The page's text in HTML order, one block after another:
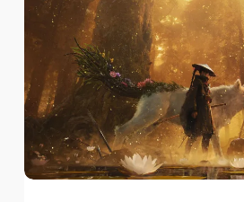
–
Beast
Reincarnation